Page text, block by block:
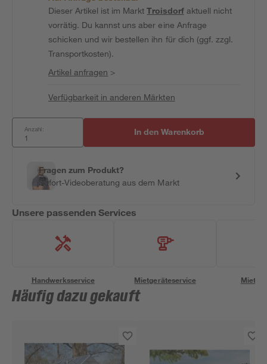
Dieser Artikel ist im MarktTroisdorfaktuell nicht
vorrätig. Du kannst uns aber eine Anfrage
schicken und wir bestellen ihn für dich (ggf. zzgl.
Transportkosten).
Artikel anfragen >
Verfügbarkeit in anderen Märkten
Anzahl: In den Warenkorb
Fragen zum Produkt?
Sofort-Videoberatung aus dem Markt
Unsere passenden Services
Handwerksservice Mietgeräteservice
Häufig dazu gekauft